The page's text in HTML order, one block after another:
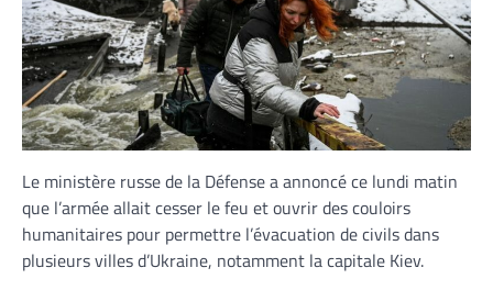
Le ministère russe de la Défense a annoncé ce lundi matin
que l’armée allait cesser le feu et ouvrir des couloirs
humanitaires pour permettre l’évacuation de civils dans
plusieurs villes d’Ukraine, notamment la capitale Kiev.